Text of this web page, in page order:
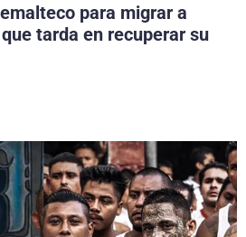
para migrar a
tarda en recuperar su